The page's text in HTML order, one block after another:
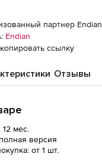
партнер Endian
Endian
ссылку
Отзывы
мес.
версия
от 1 шт.